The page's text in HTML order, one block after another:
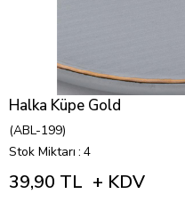
Halka Küpe Gold
(ABL-199)
Stok Miktarı : 4
39,90 TL + KDV